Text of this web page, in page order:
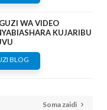
WA VIDEO
KUJARIBU
BLOG
Soma zaidi